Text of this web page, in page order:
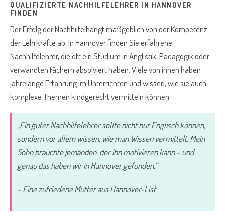
QUALIFIZIERTE NACHHILFELEHRER IN HANNOVER
FINDEN
Der Erfolg der Nachhilfe hängt maßgeblich von der Kompetenz
der Lehrkräfte ab. In Hannover finden Sie erfahrene
Nachhilfelehrer, die oft ein Studium in Anglistik, Pädagogik oder
verwandten Fächern absolviert haben. Viele von ihnen haben
jahrelange Erfahrung im Unterrichten und wissen, wie sie auch
komplexe Themen kindgerecht vermitteln können.
„Ein guter Nachhilfelehrer sollte nicht nur Englisch können,
sondern vor allem wissen, wie man Wissen vermittelt. Mein
Sohn brauchte jemanden, der ihn motivieren kann – und
genau das haben wir in Hannover gefunden.“
– Eine zufriedene Mutter aus Hannover-List